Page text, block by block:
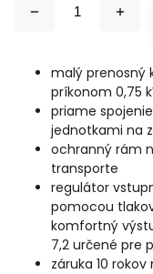
malý prenosný
príkonom 0,75
priame
jednotkami na
ochranný rám
transporte
regulátor
pomocou
komfortný
7,2 určené pre
záruka 10